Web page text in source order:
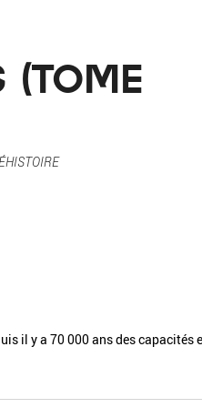
Le bois
(TOME
il y a 70 000 ans des capacités